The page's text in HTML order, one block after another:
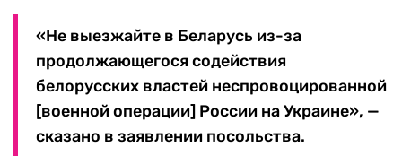
«Не выезжайте в Беларусь из-за
продолжающегося содействия
белорусских властей неспровоцированной
[военной операции] России на Украине», —
сказано в заявлении посольства.